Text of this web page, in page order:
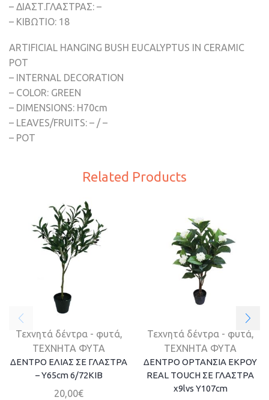
– ΔΙΑΣΤ.ΓΛΑΣΤΡΑΣ: –
– ΚΙΒΩΤΙΟ: 18
ARTIFICIAL HANGING BUSH EUCALYPTUS IN CERAMIC
POT
– INTERNAL DECORATION
– COLOR: GREEN
– DIMENSIONS: H70cm
– LEAVES/FRUITS: – / –
– POT
Related Products
Τεχνητά δέντρα - φυτά,
ΤΕΧΝΗΤΑ ΦΥΤΑ
ΔΕΝΤΡΟ ΕΛΙΑΣ ΣΕ ΓΛΑΣΤΡΑ
– Y65cm 6/72ΚΙΒ
20,00€
Τεχνητά δέντρα - φυτά,
ΤΕΧΝΗΤΑ ΦΥΤΑ
ΔΕΝΤΡΟ ΟΡΤΑΝΣΙΑ ΕΚΡΟΥ
REAL TOUCH ΣΕ ΓΛΑΣΤΡΑ
x9lvs Y107cm